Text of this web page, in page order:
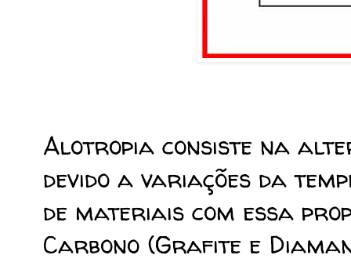
Alotropia consiste na
devido a variações da
de materiais com essa
Carbono (Grafite e